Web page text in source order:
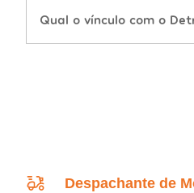
Qual o vínculo com o
Despachante de